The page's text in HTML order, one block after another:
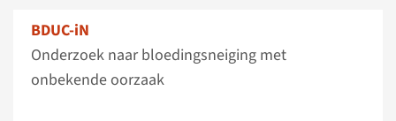
BDUC-iN
Onderzoek naar bloedingsneiging met
onbekende oorzaak